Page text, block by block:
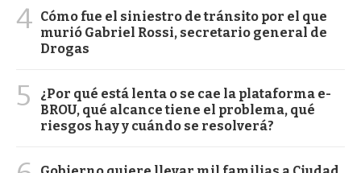
4 Cómo fue el siniestro de tránsito por el que
murió Gabriel Rossi, secretario general de
Drogas
5
¿Por qué está lenta o se cae la plataforma e-
BROU, qué alcance tiene el problema, qué
riesgos hay y cuándo se resolverá?